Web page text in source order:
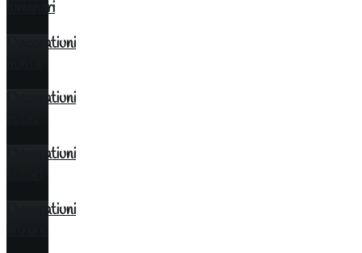
lumanari
Decoratiuni
Decoratiuni
Decoratiuni
Decoratiuni